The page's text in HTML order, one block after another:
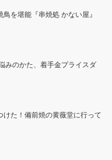
を堪能『串焼処 かない屋』
みのかた、着手金プライスダ
た！備前焼の黄薇堂に行って